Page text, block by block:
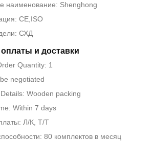
наименование: Shenghong
CE,ISO
СХД
и доставки
Quantity: 1
negotiated
Wooden packing
Within 7 days
Л/К, Т/Т
80 комплектов в месяц